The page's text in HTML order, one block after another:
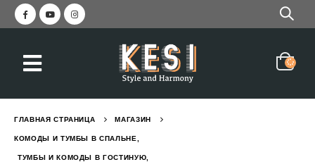
ГЛАВНАЯ СТРАНИЦА МАГАЗИН
КОМОДЫ И ТУМБЫ В СПАЛЬНЕ
ТУМБЫ И КОМОДЫ В ГОСТИНУЮ
и вешалкой STELLA
вешалкой и зеркалом GREEN
Красивая прихожая с